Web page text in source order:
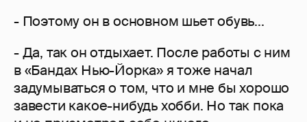
- Поэтому он в основном шьет обувь...
- Да, так он отдыхает. После работы с ним
в «Бандах Нью-Йорка» я тоже начал
задумываться о том, что и мне бы хорошо
завести какое-нибудь хобби. Но так пока